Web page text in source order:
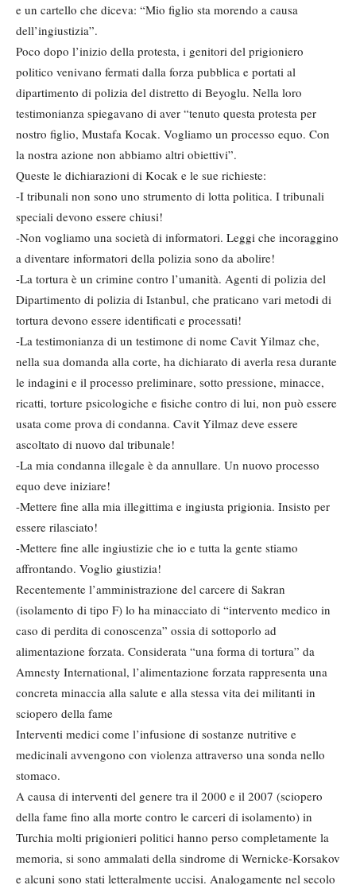
e un cartello che diceva: “Mio figlio sta morendo a causa
dell’ingiustizia”.
Poco dopo l’inizio della protesta, i genitori del prigioniero
politico venivano fermati dalla forza pubblica e portati al
dipartimento di polizia del distretto di Beyoglu. Nella loro
testimonianza spiegavano di aver “tenuto questa protesta per
nostro figlio, Mustafa Kocak. Vogliamo un processo equo. Con
la nostra azione non abbiamo altri obiettivi”.
Queste le dichiarazioni di Kocak e le sue richieste:
-I tribunali non sono uno strumento di lotta politica. I tribunali
speciali devono essere chiusi!
-Non vogliamo una società di informatori. Leggi che incoraggino
a diventare informatori della polizia sono da abolire!
-La tortura è un crimine contro l’umanità. Agenti di polizia del
Dipartimento di polizia di Istanbul, che praticano vari metodi di
tortura devono essere identificati e processati!
-La testimonianza di un testimone di nome Cavit Yilmaz che,
nella sua domanda alla corte, ha dichiarato di averla resa durante
le indagini e il processo preliminare, sotto pressione, minacce,
ricatti, torture psicologiche e fisiche contro di lui, non può essere
usata come prova di condanna. Cavit Yilmaz deve essere
ascoltato di nuovo dal tribunale!
-La mia condanna illegale è da annullare. Un nuovo processo
equo deve iniziare!
-Mettere fine alla mia illegittima e ingiusta prigionia. Insisto per
essere rilasciato!
-Mettere fine alle ingiustizie che io e tutta la gente stiamo
affrontando. Voglio giustizia!
Recentemente l’amministrazione del carcere di Sakran
(isolamento di tipo F) lo ha minacciato di “intervento medico in
caso di perdita di conoscenza” ossia di sottoporlo ad
alimentazione forzata. Considerata “una forma di tortura” da
Amnesty International, l’alimentazione forzata rappresenta una
concreta minaccia alla salute e alla stessa vita dei militanti in
sciopero della fame
Interventi medici come l’infusione di sostanze nutritive e
medicinali avvengono con violenza attraverso una sonda nello
stomaco.
A causa di interventi del genere tra il 2000 e il 2007 (sciopero
della fame fino alla morte contro le carceri di isolamento) in
Turchia molti prigionieri politici hanno perso completamente la
memoria, si sono ammalati della sindrome di Wernicke-Korsakov
e alcuni sono stati letteralmente uccisi. Analogamente nel secolo